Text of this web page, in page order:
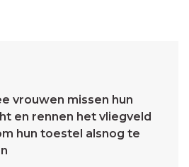
vrouwen missen hun
en rennen het vliegveld
hun toestel alsnog te